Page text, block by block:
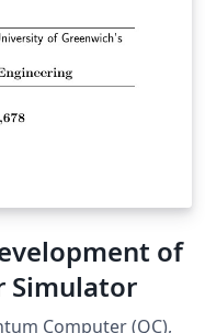
of
Simulator
Computer (QC),